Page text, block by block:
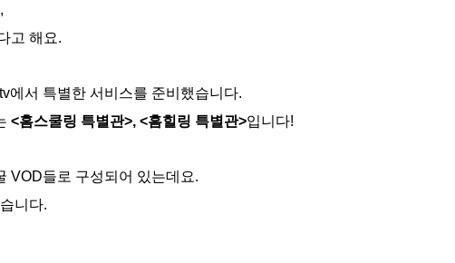
고 해요.
에서 특별한 서비스를 준비했습니다.
<홈스쿨링 특별관>, <홈힐링 특별관>입니다!
VOD들로 구성되어 있는데요.
니다.